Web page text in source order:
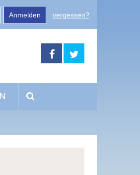
Anmelden vergessen?